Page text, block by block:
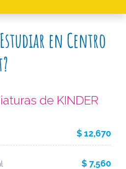
en Centro
de KINDER
$ 12,670
$ 7,560